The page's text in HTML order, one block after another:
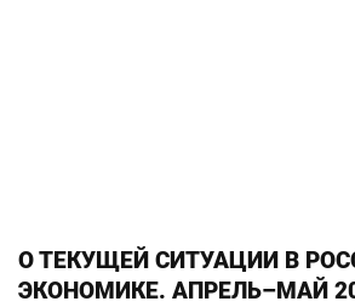
О ТЕКУЩЕЙ СИТУАЦИИ В
ЭКОНОМИКЕ. АПРЕЛЬ–МАЙ